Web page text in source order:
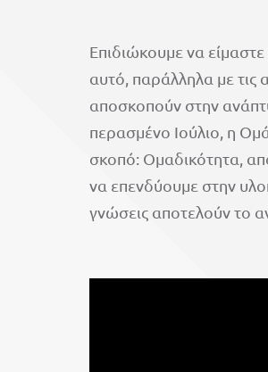
Επιδιώκουμε να
αυτό, παράλληλα με τις
αποσκοπούν στην
περασμένο Ιούλιο, η
σκοπό: Ομαδικότητα,
να επενδύουμε στην
γνώσεις αποτελούν το